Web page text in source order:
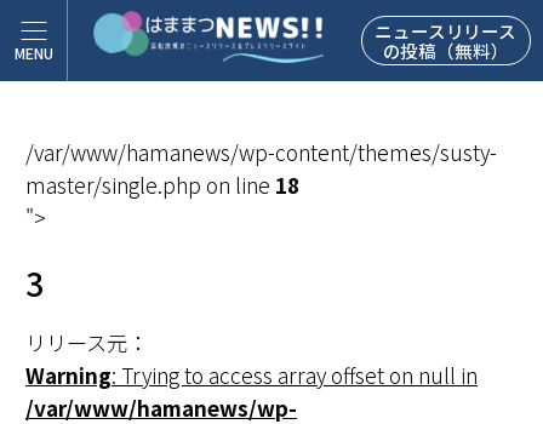
ニュースリリース
の投稿（無料）
/var/www/hamanews/wp-content/themes/susty-
master/single.php on line 18
">
3
リリース元：
Warning: Trying to access array offset on null in
/var/www/hamanews/wp-